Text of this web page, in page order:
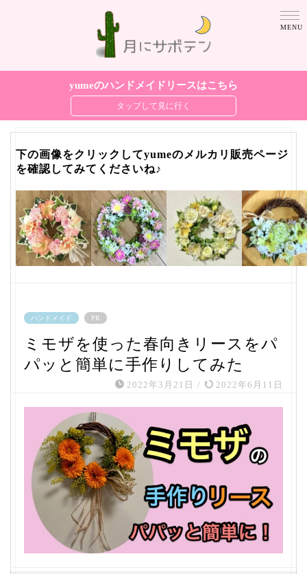
yumeのハンドメイドリースはこちら
下の画像をクリックしてyumeのメルカリ販売ページ
を確認してみてくださいね♪
ハンドメイド PR
ミモザを使った春向きリースをパ
パッと簡単に手作りしてみた
2022年3月21日 / 2022年6月11日